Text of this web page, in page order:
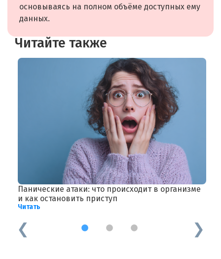
основываясь на полном объёме доступных ему
данных.
Читайте также
Панические атаки: что происходит в организме
и как остановить приступ
Читать
1 2 3